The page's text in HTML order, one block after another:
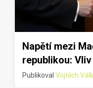
Napětí mezi
republikou:
Publikoval Vojtěch